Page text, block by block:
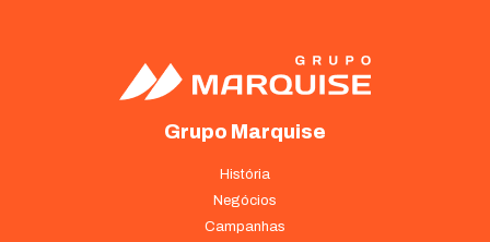
Grupo Marquise
História
Negócios
Campanhas